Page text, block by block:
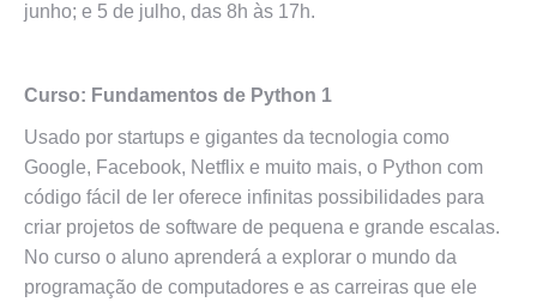
junho; e 5 de julho, das 8h às 17h.
Curso: Fundamentos de Python 1
Usado por startups e gigantes da tecnologia como
Google, Facebook, Netflix e muito mais, o Python com
código fácil de ler oferece infinitas possibilidades para
criar projetos de software de pequena e grande escalas.
No curso o aluno aprenderá a explorar o mundo da
programação de computadores e as carreiras que ele